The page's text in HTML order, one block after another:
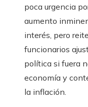
poca urgencia
aumento
interés, pero
funcionarios
política si fuera
economía y
la inflación.